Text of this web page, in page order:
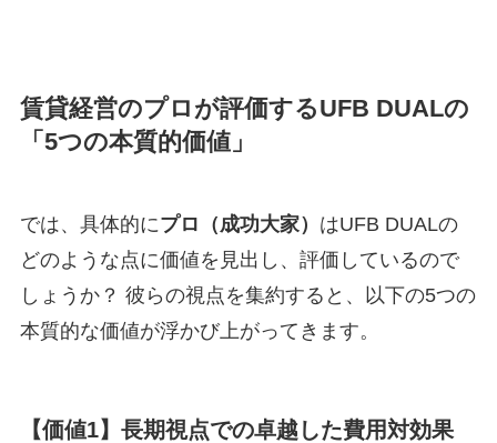
賃貸経営のプロが評価するUFB DUALの
「5つの本質的価値」
では、具体的にプロ（成功大家） はUFB DUALの
どのような点に価値を見出し、評価しているので
しょうか？ 彼らの視点を集約すると、以下の5つの
本質的な価値が浮かび上がってきます。
【価値1】長期視点での卓越した費用対効果